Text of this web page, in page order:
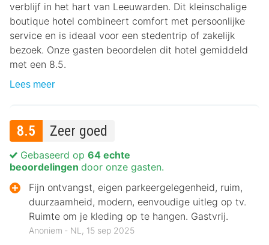
verblijf in het hart van Leeuwarden. Dit kleinschalige
boutique hotel combineert comfort met persoonlijke
service en is ideaal voor een stedentrip of zakelijk
bezoek. Onze gasten beoordelen dit hotel gemiddeld
met een 8.5.
Lees meer
8.5 Zeer goed
Gebaseerd op 64 echte
beoordelingen door onze gasten.
Fijn ontvangst, eigen parkeergelegenheid, ruim,
duurzaamheid, modern, eenvoudige uitleg op tv.
Ruimte om je kleding op te hangen. Gastvrij.
Anoniem ‐ NL, 15 sep 2025